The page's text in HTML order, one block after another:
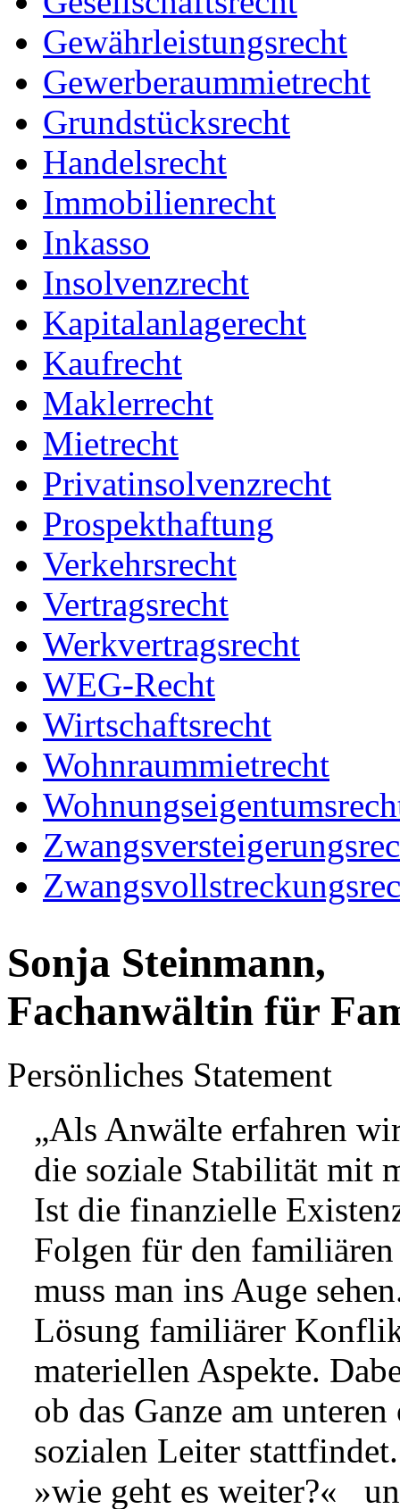
Gewährleistungsrecht
Gewerberaummietrecht
Grundstücksrecht
Handelsrecht
Immobilienrecht
Inkasso
Insolvenzrecht
Kapitalanlagerecht
Kaufrecht
Maklerrecht
Mietrecht
Privatinsolvenzrecht
Prospekthaftung
Verkehrsrecht
Vertragsrecht
Werkvertragsrecht
WEG-Recht
Wirtschaftsrecht
Wohnraummietrecht
Sonja Steinmann,
Fachanwältin für
Persönliches Statement
„Als Anwälte erfahren
die soziale Stabilität mit
Ist die finanzielle
Folgen für den familiären
muss man ins Auge
Lösung familiärer
materiellen Aspekte.
ob das Ganze am
sozialen Leiter
»wie geht es weiter?«